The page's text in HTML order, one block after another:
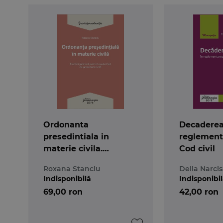
Alex Bogdan Arghir este in prezent judecator
Ordonanta
presedintiala in
materie civila.
Roxana Stanciu
69,00 ron
Indisponibilă
Cod civil
Delia
42,00 ron